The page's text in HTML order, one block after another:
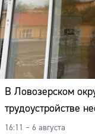
В Ловозерском
трудоустройстве
16:11 – 6 августа